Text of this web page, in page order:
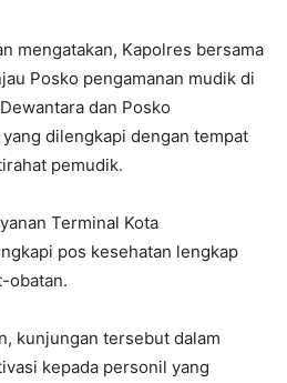
mengatakan, Kapolres bersama
Posko pengamanan mudik di
dan Posko
dilengkapi dengan tempat
pemudik.
Terminal Kota
pos kesehatan lengkap
obatan.
kunjungan tersebut dalam
kepada personil yang